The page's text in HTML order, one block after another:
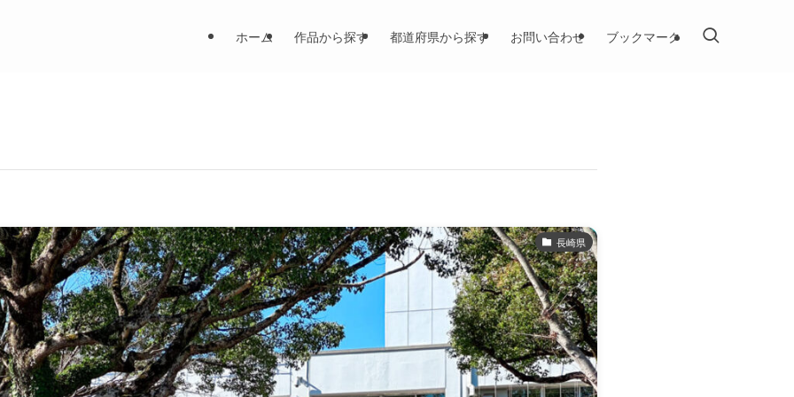
ホーム 作品から探す 都道府県から探す お問い合わせ ブックマーク
長崎県